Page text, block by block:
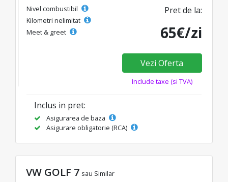
Nivel combustibil
Kilometri nelimitat
Meet & greet
Pret de la:
65€/zi
Vezi Oferta
Include taxe (si TVA)
Inclus in pret:
Asigurarea de baza
Asigurare obligatorie (RCA)
VW GOLF 7 sau Similar